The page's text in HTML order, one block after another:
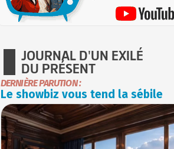
JOURNAL D'UN EXILÉ
DU PRÉSENT
DERNIÈRE PARUTION :
Le showbiz vous tend la sébile